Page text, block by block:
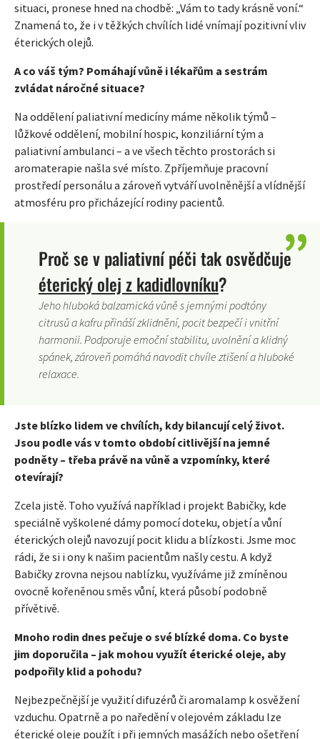
situaci, pronese hned na chodbě: „Vám to tady krásně voní.“
Znamená to, že i v těžkých chvílích lidé vnímají pozitivní vliv
éterických olejů.
A co váš tým? Pomáhají vůně i lékařům a sestrám
zvládat náročné situace?
Na oddělení paliativní medicíny máme několik týmů –
lůžkové oddělení, mobilní hospic, konziliární tým a
paliativní ambulanci – a ve všech těchto prostorách si
aromaterapie našla své místo. Zpříjemňuje pracovní
prostředí personálu a zároveň vytváří uvolněnější a vlídnější
atmosféru pro přicházející rodiny pacientů.
Proč se v paliativní péči tak osvědčuje
éterický olej z kadidlovníku?
Jeho hluboká balzamická vůně s jemnými podtóny
citrusů a kafru přináší zklidnění, pocit bezpečí i vnitřní
harmonii. Podporuje emoční stabilitu, uvolnění a klidný
spánek, zároveň pomáhá navodit chvíle ztišení a hluboké
relaxace.
Jste blízko lidem ve chvílích, kdy bilancují celý život.
Jsou podle vás v tomto období citlivější na jemné
podněty – třeba právě na vůně a vzpomínky, které
otevírají?
Zcela jistě. Toho využívá například i projekt Babičky, kde
speciálně vyškolené dámy pomocí doteku, objetí a vůní
éterických olejů navozují pocit klidu a blízkosti. Jsme moc
rádi, že si i ony k našim pacientům našly cestu. A když
Babičky zrovna nejsou nablízku, využíváme již zmíněnou
ovocně kořeněnou směs vůní, která působí podobně
přívětivě.
Mnoho rodin dnes pečuje o své blízké doma. Co byste
jim doporučila – jak mohou využít éterické oleje, aby
podpořily klid a pohodu?
Nejbezpečnější je využití difuzérů či aromalamp k osvěžení
vzduchu. Opatrně a po naředění v olejovém základu lze
éterické oleje použít i při jemných masážích nebo ošetření